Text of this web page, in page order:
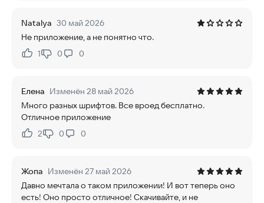
Natalya 30 май 2026
Не приложение, а не понятно что.
Нравится:
1Не нравится:
0 0
Елена Изменён 28 май 2026
Много разных шрифтов. Все вроед бесплатно.
Отличное приложение
Нравится:
2Не нравится:
0 0
Жопа Изменён 27 май 2026
Давно мечтала о таком приложении! И вот теперь оно
есть! Оно просто отличное! Скачивайте, и не